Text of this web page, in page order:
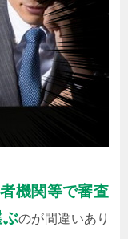
機関等で審査
ぶのが間違いあり